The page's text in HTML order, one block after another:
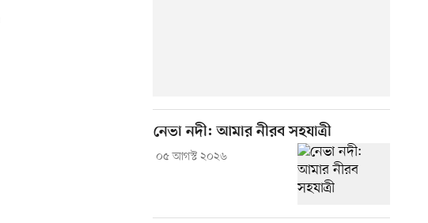
নেভা নদী: আমার নীরব সহযাত্রী
০৫ আগস্ট ২০২৬